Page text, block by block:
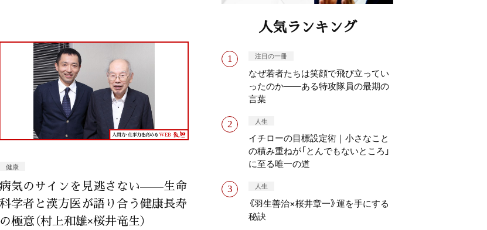
健康
病気のサインを見逃さない——生命
科学者と漢方医が語り合う健康長寿
の極意（村上和雄×桜井竜生）
人気ランキング
注目の一冊
なぜ若者たちは笑顔で飛び立ってい
ったのか——ある特攻隊員の最期の
言葉
人生
イチローの目標設定術｜小さなこと
の積み重ねが「とんでもないところ」
に至る唯一の道
人生
《羽生善治×桜井章一》運を手にする
秘訣